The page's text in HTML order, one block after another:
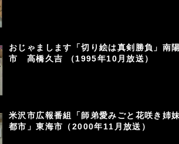
おじゃまします「切り絵は真剣勝負」南
市 高橋久吉 （1995年10月放送）
米沢市広報番組「師弟愛みごと花咲き姉
都市」東海市（2000年11月放送）